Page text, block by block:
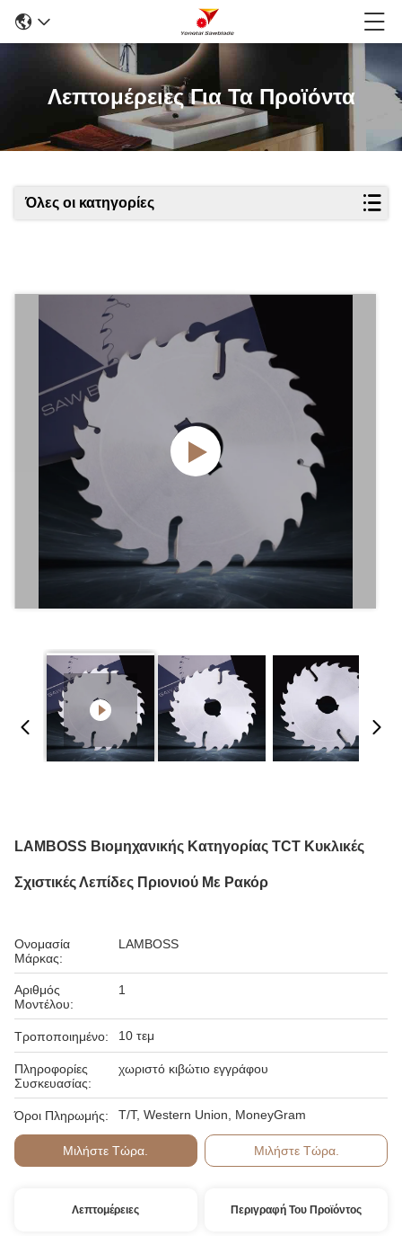
Λεπτομέρειες Για Τα Προϊόντα
Όλες οι κατηγορίες
LAMBOSS Βιομηχανικής Κατηγορίας TCT Κυκλικές
Σχιστικές Λεπίδες Πριονιού Με Ρακόρ
Ονομασία
Μάρκας:
LAMBOSS
Αριθμός
Μοντέλου:
1
Τροποποιημένο: 10 τεμ
Πληροφορίες
Συσκευασίας:
χωριστό κιβώτιο εγγράφου
Όροι Πληρωμής: T/T, Western Union, MoneyGram
Μιλήστε Τώρα. Μιλήστε Τώρα.
Λεπτομέρειες Περιγραφή Του Προϊόντος